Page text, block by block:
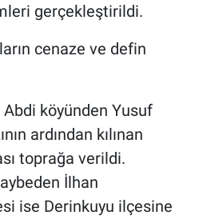
gerçekleştirildi.
cenaze ve defin
Abdi köyünden Yusuf
ardından kılınan
toprağa verildi.
İlhan
ise Derinkuyu ilçesine